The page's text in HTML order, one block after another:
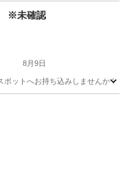
※未確認
8月9日
トへお持ち込みしませんか？